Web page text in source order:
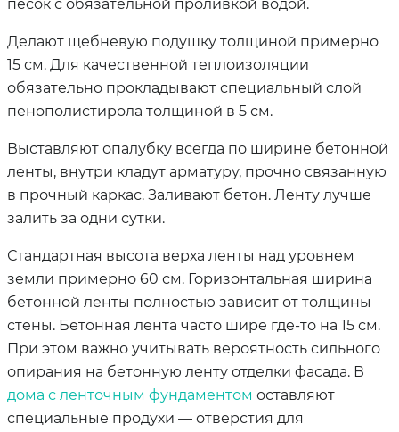
песок с обязательной проливкой водой.
Делают щебневую подушку толщиной примерно
15 см. Для качественной теплоизоляции
обязательно прокладывают специальный слой
пенополистирола толщиной в 5 см.
Выставляют опалубку всегда по ширине бетонной
ленты, внутри кладут арматуру, прочно связанную
в прочный каркас. Заливают бетон. Ленту лучше
залить за одни сутки.
Стандартная высота верха ленты над уровнем
земли примерно 60 см. Горизонтальная ширина
бетонной ленты полностью зависит от толщины
стены. Бетонная лента часто шире где-то на 15 см.
При этом важно учитывать вероятность сильного
опирания на бетонную ленту отделки фасада. В
дома с ленточным фундаментом оставляют
специальные продухи — отверстия для